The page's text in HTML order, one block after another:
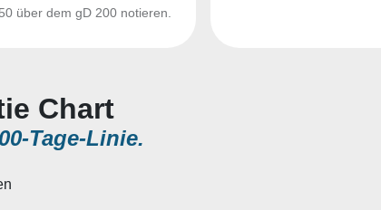
über dem gD 200 notieren.
Chart
Tage-Linie.